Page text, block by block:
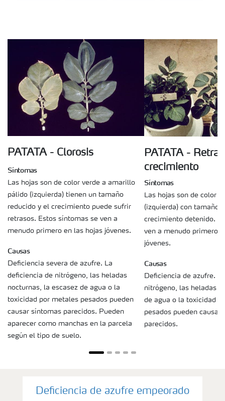
PATATA - Clorosis
Síntomas
Las hojas son de color verde a amarillo
pálido (izquierda) tienen un tamaño
reducido y el crecimiento puede sufrir
retrasos. Estos síntomas se ven a
menudo primero en las hojas jóvenes.
Causas
Deficiencia severa de azufre. La
deficiencia de nitrógeno, las heladas
nocturnas, la escasez de agua o la
toxicidad por metales pesados pueden
causar síntomas parecidos. Pueden
aparecer como manchas en la parcela
según el tipo de suelo.
PATATA -
crecimiento
Síntomas
Las hojas son de color
(izquierda) con tamaño
crecimiento detenido.
ven a menudo primero
jóvenes.
Causas
Deficiencia de azufre.
nitrógeno, las heladas
de agua o la toxicidad
pesados pueden causar
parecidos.
Deficiencia de azufre empeorado